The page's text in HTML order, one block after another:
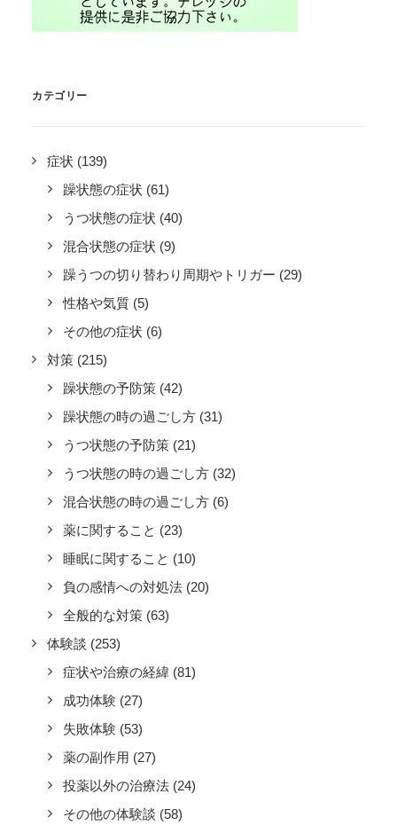
カテゴリー
症状 (139)
躁状態の症状 (61)
うつ状態の症状 (40)
混合状態の症状 (9)
躁うつの切り替わり周期やトリガー (29)
性格や気質 (5)
その他の症状 (6)
対策 (215)
躁状態の予防策 (42)
躁状態の時の過ごし方 (31)
うつ状態の予防策 (21)
うつ状態の時の過ごし方 (32)
混合状態の時の過ごし方 (6)
薬に関すること (23)
睡眠に関すること (10)
負の感情への対処法 (20)
全般的な対策 (63)
体験談 (253)
症状や治療の経緯 (81)
成功体験 (27)
失敗体験 (53)
薬の副作用 (27)
投薬以外の治療法 (24)
その他の体験談 (58)